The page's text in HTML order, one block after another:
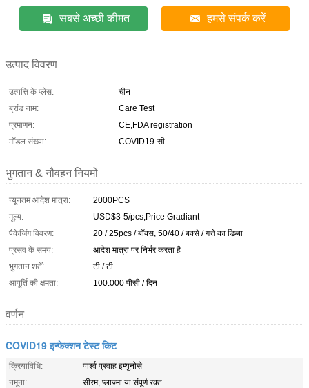
सबसे अच्छी कीमत हमसे संपर्क करें
उत्पाद विवरण
उत्पत्ति के प्लेस:
चीन
ब्रांड नाम:
Care Test
प्रमाणन:
CE,FDA registration
मॉडल संख्या:
COVID19-सी
भुगतान & नौवहन नियमों
न्यूनतम आदेश मात्रा:
2000PCS
मूल्य:
USD$3-5/pcs,Price Gradiant
पैकेजिंग विवरण:
20 / 25pcs / बॉक्स, 50/40 / बक्से / गत्ते का डिब्बा
प्रसव के समय:
आदेश मात्रा पर निर्भर करता है
भुगतान शर्तें:
टी / टी
आपूर्ति की क्षमता:
100.000 पीसी / दिन
वर्णन
COVID19 इन्फेक्शन टेस्ट किट
क्रियाविधि:
पार्श्व प्रवाह इम्युनोसे
नमूना:
सीरम, प्लाज्मा या संपूर्ण रक्त